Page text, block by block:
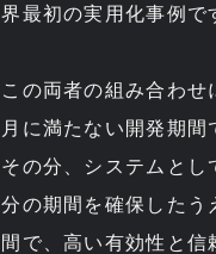
界最初の実用化事例で
この両者の組み合わ
月に満たない開発期間
その分、システムとし
分の期間を確保したう
間で、高い有効性と信